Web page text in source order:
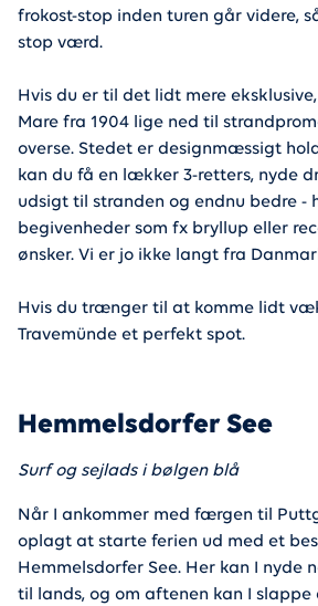
frokost-stop inden turen går videre,
stop værd.
Hvis du er til det lidt mere
Mare fra 1904 lige ned til
overse. Stedet er designmæssigt
kan du få en lækker 3-retters, nyde
udsigt til stranden og endnu bedre -
begivenheder som fx bryllup eller
ønsker. Vi er jo ikke langt fra
Hvis du trænger til at komme lidt
Travemünde et perfekt spot.
Hemmelsdorfer See
Surf og sejlads i bølgen blå
Når I ankommer med færgen til
oplagt at starte ferien ud med et
Hemmelsdorfer See. Her kan I nyde
til lands, og om aftenen kan I